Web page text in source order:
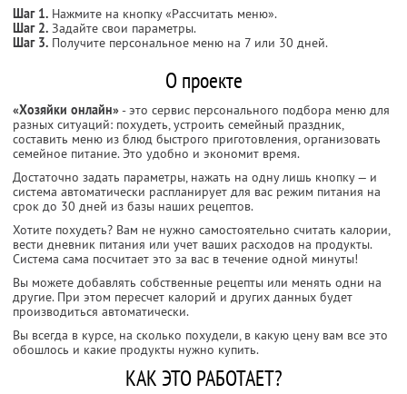
Шаг 1. Нажмите на кнопку «Рассчитать меню».
Шаг 2. Задайте свои параметры.
Шаг 3. Получите персональное меню на 7 или 30 дней.
О проекте
«Хозяйки онлайн»- это сервис персонального подбора меню для
разных ситуаций: похудеть, устроить семейный праздник,
составить меню из блюд быстрого приготовления, организовать
семейное питание. Это удобно и экономит время.
Достаточно задать параметры, нажать на одну лишь кнопку — и
система автоматически распланирует для вас режим питания на
срок до 30 дней из базы наших рецептов.
Хотите похудеть? Вам не нужно самостоятельно считать калории,
вести дневник питания или учет ваших расходов на продукты.
Система сама посчитает это за вас в течение одной минуты!
Вы можете добавлять собственные рецепты или менять одни на
другие. При этом пересчет калорий и других данных будет
производиться автоматически.
Вы всегда в курсе, на сколько похудели, в какую цену вам все это
обошлось и какие продукты нужно купить.
КАК ЭТО РАБОТАЕТ?